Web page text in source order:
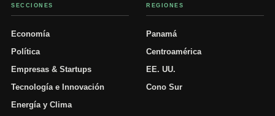
SECCIONES
Economía
Política
Empresas & Startups
Tecnología e Innovación
Energía y Clima
REGIONES
Panamá
Centroamérica
EE. UU.
Cono Sur